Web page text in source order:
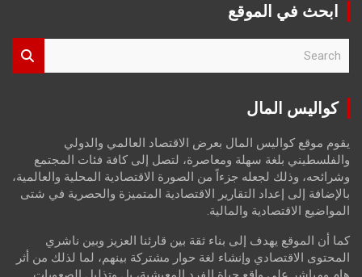
ابحث في الموقع
r
كواليس المال
يقوم موقع كواليس المال بعرض الاقتصاد العالمي والدولي
والفلسطيني بلغة سهلة ومعاصرة، لتصل إلى كافة فئات المجتمع
وشرائحه، وذلك لجعله جزءاً من الصورة الاقتصادية المحلية والعالمية،
بالإضافة إلى إعداد التقارير الاقتصادية المتميزة والحصرية في شتى
المواضيع الاقتصادية والمالية.
كما أن الموقع يهدف إلى بناء ثقة بين قارئنا العزيز وبين ناشري
المحتوى الاقتصادي وإنشاء لغة حوار مشتركة بينهم، لما لذلك من أثر